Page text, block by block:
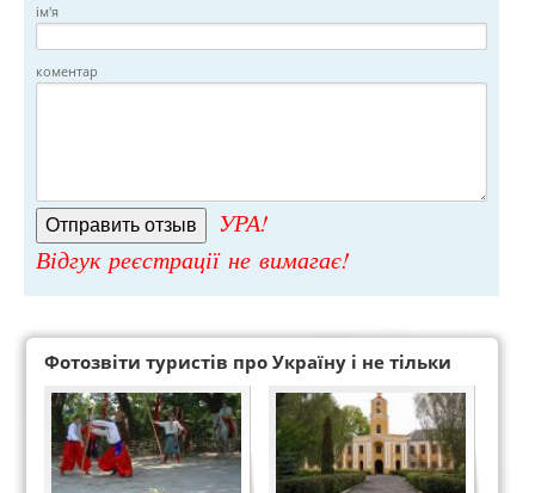
ім'я
коментар
УРА!
Відгук реєстрації не вимагає!
Фотозвіти туристів про Україну і не тільки